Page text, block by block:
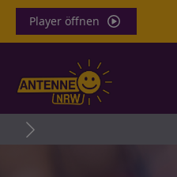
Player öffnen